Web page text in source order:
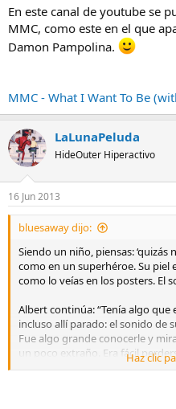
En este canal de youtube se
MMC, como este en el que
Damon Pampolina.
MMC - What I Want To Be
LaLunaPeluda
HideOuter Hiperactivo
16 Jun 2013
bluesaway dijo:
Siendo un niño, piensas: ‘quizás
como en un superhéroe. Su piel
como lo veías en los posters. El
Albert continúa: “Tenía algo
incluso allí parado: el sonido de
Fue algo grande conocerle y
un poco extraño. Era fácil
cachorrillos y arcoíris”. Se ríe.
Haz clic